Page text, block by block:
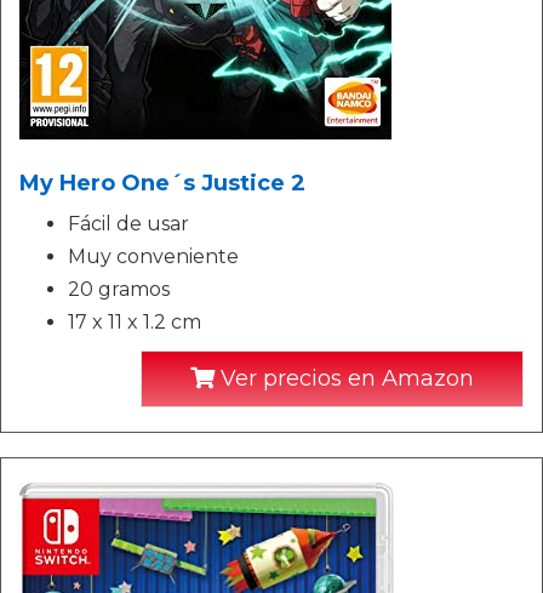
My Hero One´s Justice 2
Fácil de usar
Muy conveniente
20 gramos
17 x 11 x 1.2 cm
Ver precios en Amazon